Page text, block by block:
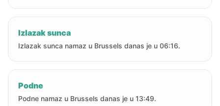
Izlazak sunca
Izlazak sunca namaz u Brussels danas je u 06:16.
Podne
Podne namaz u Brussels danas je u 13:49.